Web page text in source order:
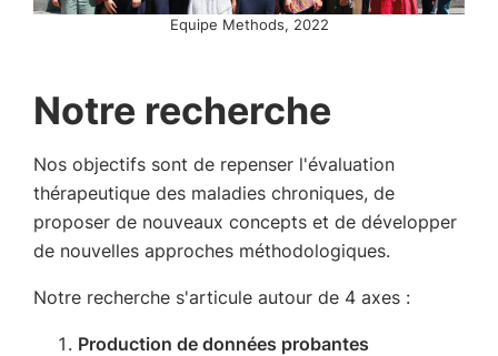
Equipe Methods, 2022
Notre recherche
Nos objectifs sont de repenser l'évaluation
thérapeutique des maladies chroniques, de
proposer de nouveaux concepts et de développer
de nouvelles approches méthodologiques.
Notre recherche s'articule autour de 4 axes :
Production de données probantes